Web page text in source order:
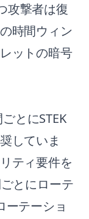
攻撃者は復
時間ウィン
ットの暗号
とにSTEK
していま
ティ要件を
とにローテ
ーテーショ